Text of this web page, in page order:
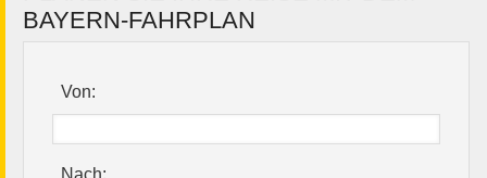
BAYERN-FAHRPLAN
Von:
Nach: